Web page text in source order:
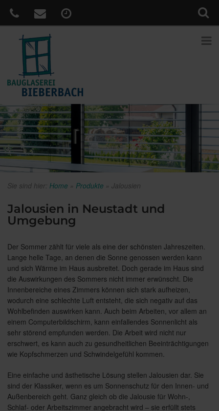
Sie sind hier: Home » Produkte » Jalousien
Jalousien in Neustadt und
Umgebung
Der Sommer zählt für viele als eine der schönsten Jahreszeiten.
Lange helle Tage, an denen die Sonne genossen werden kann
und sich Wärme im Haus ausbreitet. Doch gerade im Haus sind
die Auswirkungen des Sommers nicht immer erwünscht. Die
Innenbereiche eines Zimmers können sich stark aufheizen,
wodurch eine schlechte Luft entsteht, die sich negativ auf das
Wohlbefinden auswirken kann. Auch beim Arbeiten, vor allem an
einem Computerbildschirm, kann einfallendes Sonnenlicht als
sehr störend empfunden werden. Die Arbeit wird nicht nur
erschwert, es kann auch zu gesundheitlichen Beeinträchtigungen
wie Kopfschmerzen und Schwindelgefühl kommen.
Eine einfache und ästhetische Lösung stellen Jalousien dar. Sie
sind der Klassiker, wenn es um Sonnenschutz für den Innen- und
Außenbereich geht. Ganz gleich ob die Jalousie für Wohn-,
Schlaf- oder Arbeitszimmer angebracht wird – sie erfüllt stets